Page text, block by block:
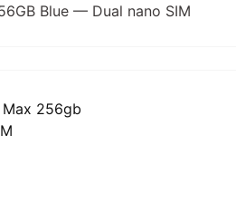
Blue — Dual nano SIM